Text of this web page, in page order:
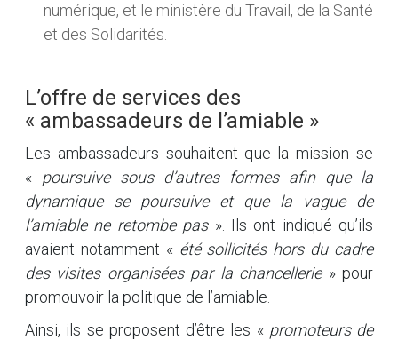
numérique, et le ministère du Travail, de la Santé
et des Solidarités.
L’offre de services des
« ambassadeurs de l’amiable »
Les ambassadeurs souhaitent que la mission se
« poursuive sous d’autres formes afin que la
dynamique se poursuive et que la vague de
l’amiable ne retombe pas». Ils ont indiqué qu’ils
avaient notamment « été sollicités hors du cadre
des visites organisées par la chancellerie» pour
promouvoir la politique de l’amiable.
Ainsi, ils se proposent d’être les « promoteurs de